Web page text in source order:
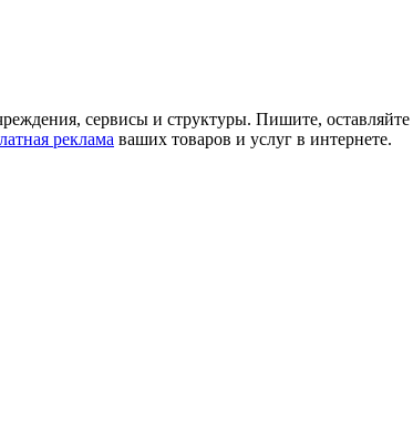
сервисы и структуры. Пишите,
реклама ваших товаров и услуг в интернете.